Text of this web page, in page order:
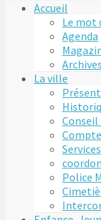
Accueil
Le mot
Agenda
La ville
Conseil
Police